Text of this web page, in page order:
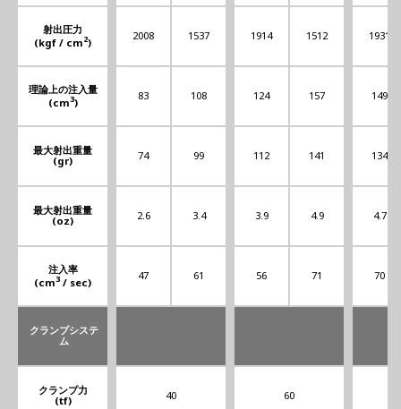
射出圧力
(kgf / cm2)
理論上の注入量
(cm3)
最大射出重量
(gr)
最大射出重量
(oz)
注入率
(cm3 / sec)
クランプシステ
ム
クランプ力
(tf)
2008 1537
83 108
74 99
2.6 3.4
47 61
40
1914 1512
124 157
112 141
3.9 4.9
56 71
60
1931
149
134
4.7
70